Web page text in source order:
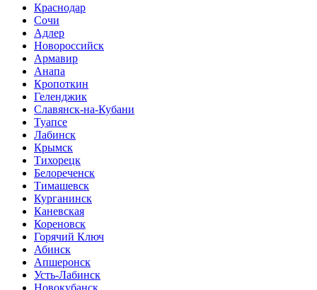
Краснодар
Сочи
Адлер
Новороссийск
Армавир
Анапа
Кропоткин
Геленджик
Славянск-на-Кубани
Туапсе
Лабинск
Крымск
Тихорецк
Белореченск
Тимашевск
Курганинск
Каневская
Кореновск
Горячий Ключ
Абинск
Апшеронск
Усть-Лабинск
Новокубанск